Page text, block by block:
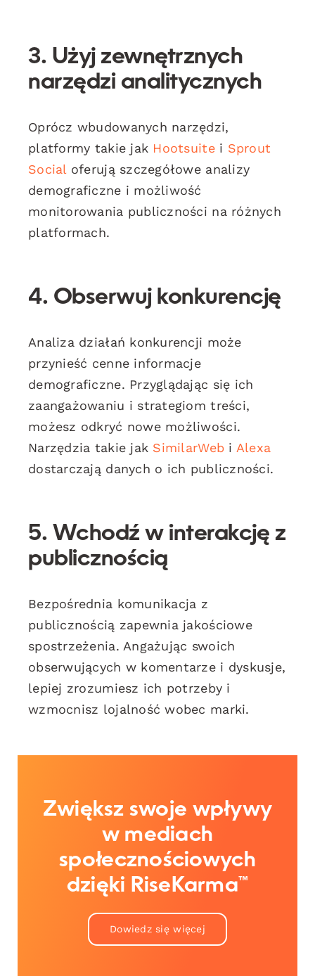
3. Użyj zewnętrznych
narzędzi analitycznych
Oprócz wbudowanych narzędzi,
platformy takie jak Hootsuitei Sprout
Social oferują szczegółowe analizy
demograficzne i możliwość
monitorowania publiczności na różnych
platformach.
4. Obserwuj konkurencję
Analiza działań konkurencji może
przynieść cenne informacje
demograficzne. Przyglądając się ich
zaangażowaniu i strategiom treści,
możesz odkryć nowe możliwości.
Narzędzia takie jak SimilarWeb i Alexa
dostarczają danych o ich publiczności.
5. Wchodź w interakcję z
publicznością
Bezpośrednia komunikacja z
publicznością zapewnia jakościowe
spostrzeżenia. Angażując swoich
obserwujących w komentarze i dyskusje,
lepiej zrozumiesz ich potrzeby i
wzmocnisz lojalność wobec marki.
Zwiększ swoje wpływy
w mediach
społecznościowych
dzięki RiseKarma™
Dowiedz się więcej